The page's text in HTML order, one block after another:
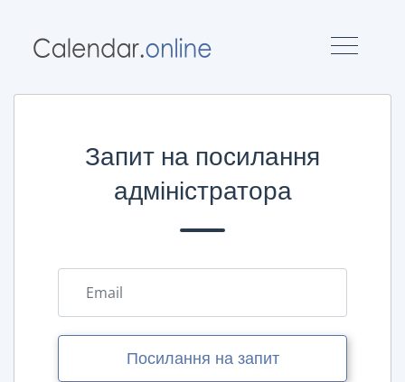
Запит на посилання
адміністратора
Посилання на запит